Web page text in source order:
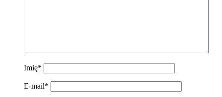
Imię*
E-mail*